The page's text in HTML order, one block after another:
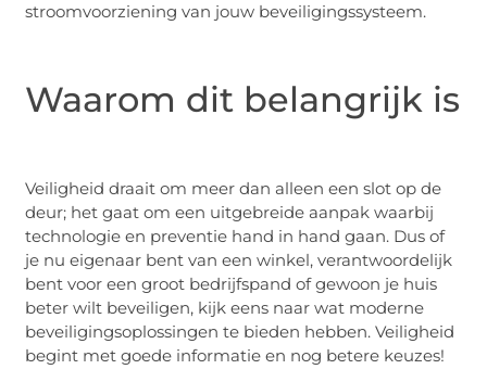
stroomvoorziening van jouw beveiligingssysteem.
Waarom dit belangrijk is
Veiligheid draait om meer dan alleen een slot op de
deur; het gaat om een uitgebreide aanpak waarbij
technologie en preventie hand in hand gaan. Dus of
je nu eigenaar bent van een winkel, verantwoordelijk
bent voor een groot bedrijfspand of gewoon je huis
beter wilt beveiligen, kijk eens naar wat moderne
beveiligingsoplossingen te bieden hebben. Veiligheid
begint met goede informatie en nog betere keuzes!